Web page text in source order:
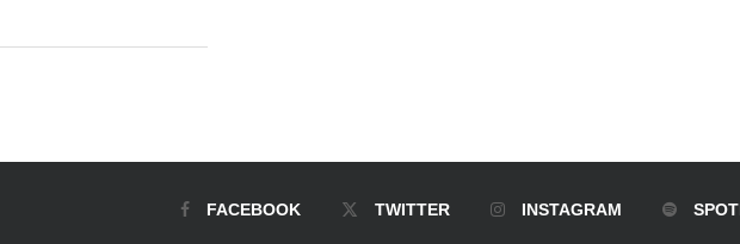
FACEBOOK TWITTER INSTAGRAM